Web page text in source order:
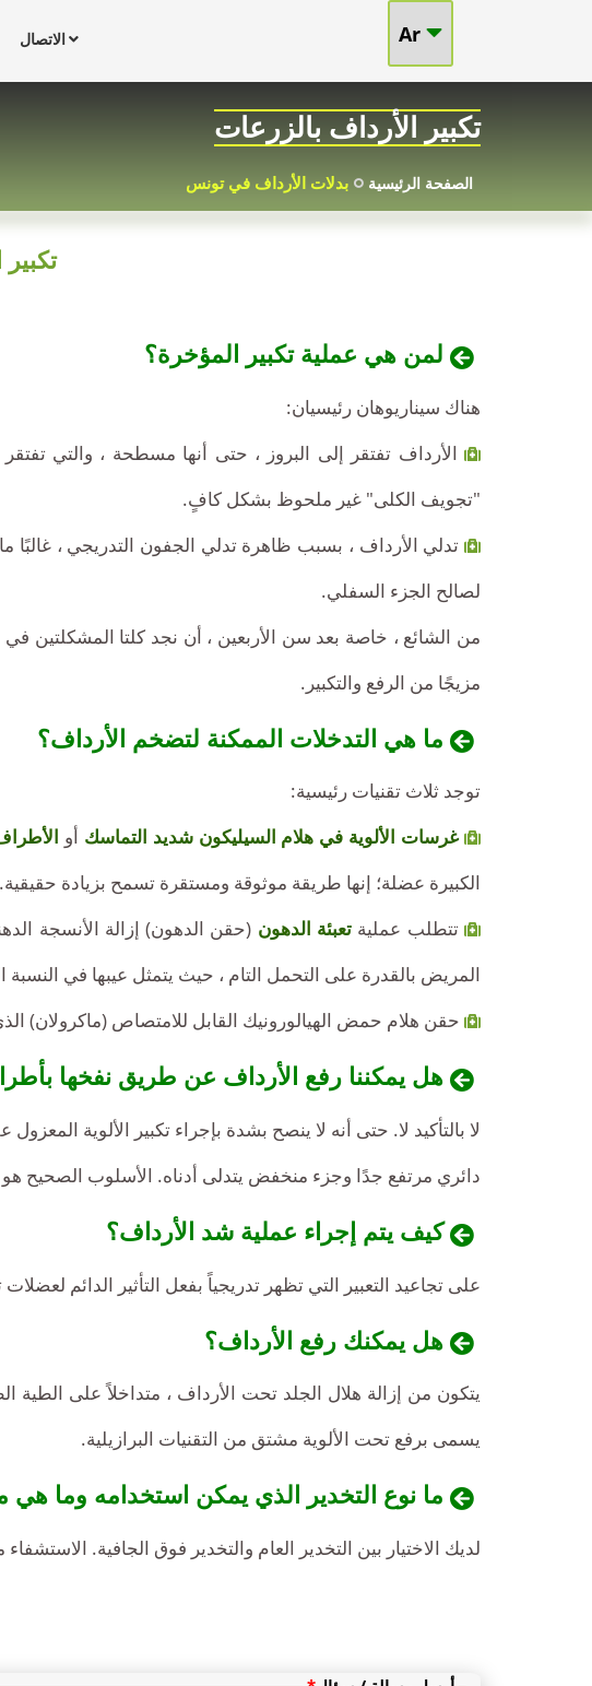
الأرداف
بالأطراف
الاصطناعية
Ar الاتصال
تكبير الأرداف بالزرعات
الصفحة الرئيسية بدلات الأرداف في تونس
لمن هي عملية تكبير المؤخرة؟
هناك سيناريوهان رئيسيان:
الأرداف تفتقر إلى البروز ، حتى أنها مسطحة ، والتي
"تجويف الكلى" غير ملحوظ بشكل كافٍ.
تدلي الأرداف ، بسبب ظاهرة تدلي الجفون التدريجي ، غالبًا
لصالح الجزء السفلي.
من الشائع ، خاصة بعد سن الأربعين ، أن نجد كلتا المشكلتين
مزيجًا من الرفع والتكبير.
ما هي التدخلات الممكنة لتضخم الأرداف؟
توجد ثلاث تقنيات رئيسية:
غرسات الألوية في هلام السيليكون شديد التماسك أو
الكبيرة عضلة؛ إنها طريقة موثوقة ومستقرة تسمح بزيادة
تتطلب عملية تعبئة الدهون (حقن الدهون) إزالة الأنسجة
المريض بالقدرة على التحمل التام ، حيث يتمثل عيبها في النسبة العشوائية للدهون التي ستذوب في
حقن هلام حمض الهيالورونيك القابل للامتصاص (ماكرولان)
هل يمكننا رفع الأرداف عن طريق نفخها
لا بالتأكيد لا. حتى أنه لا ينصح بشدة بإجراء تكبير الألوية
دائري مرتفع جدًا وجزء منخفض يتدلى أدناه. الأسلوب الصحيح
كيف يتم إجراء عملية شد الأرداف؟
على تجاعيد التعبير التي تظهر تدريجياً بفعل التأثير الدائم
هل يمكنك رفع الأرداف؟
يتكون من إزالة هلال الجلد تحت الأرداف ، متداخلاً على
يسمى برفع تحت الألوية مشتق من التقنيات البرازيلية.
ما نوع التخدير الذي يمكن استخدامه وما
لديك الاختيار بين التخدير العام والتخدير فوق الجافية. الاستشفاء من 24 إلى 72